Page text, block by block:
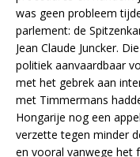
was geen probleem
parlement: de
Jean Claude Juncker.
politiek aanvaardbaar
met het gebrek aan
met Timmermans
Hongarije nog een
verzette tegen minder
en vooral vanwege het